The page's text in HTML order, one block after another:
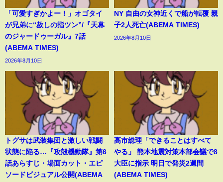
「可愛すぎかよー！」オゴタイ
が兄弟に“赦しの指ツン”/『天幕
のジャードゥーガル』7話
(ABEMA TIMES)
2026年8月10日
NY 自由の女神近くで船が転覆 親
子2人死亡(ABEMA TIMES)
2026年8月10日
トグサは武装集団と激しい戦闘
状態に陥る…『攻殻機動隊』第6
話あらすじ・場面カット・エピ
ソードビジュアル公開(ABEMA
高市総理「できることはすべて
やる」 熊本地震対策本部会議で8
大臣に指示 明日で発災2週間
(ABEMA TIMES)